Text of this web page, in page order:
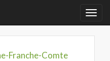
Franche-Comte